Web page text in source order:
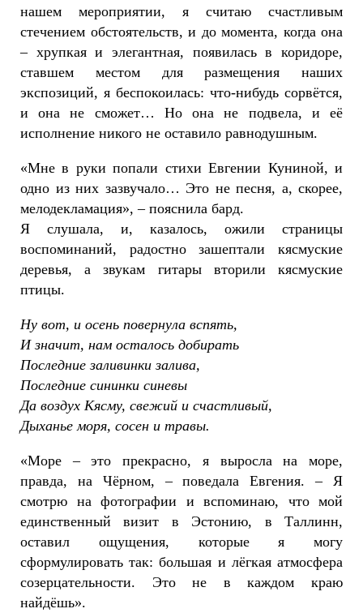
нашем мероприятии, я считаю счастливым
стечением обстоятельств, и до момента, когда она
– хрупкая и элегантная, появилась в коридоре,
ставшем местом для размещения наших
экспозиций, я беспокоилась: что-нибудь сорвётся,
и она не сможет… Но она не подвела, и её
исполнение никого не оставило равнодушным.
«Мне в руки попали стихи Евгении Куниной, и
одно из них зазвучало… Это не песня, а, скорее,
мелодекламация», – пояснила бард.
Я слушала, и, казалось, ожили страницы
воспоминаний, радостно зашептали кясмуские
деревья, а звукам гитары вторили кясмуские
птицы.
Ну вот, и осень повернула вспять,
И значит, нам осталось добирать
Последние заливинки залива,
Последние сининки синевы
Да воздух Кясму, свежий и счастливый,
Дыханье моря, сосен и травы.
«Море – это прекрасно, я выросла на море,
правда, на Чёрном, – поведала Евгения. – Я
смотрю на фотографии и вспоминаю, что мой
единственный визит в Эстонию, в Таллинн,
оставил ощущения, которые я могу
сформулировать так: большая и лёгкая атмосфера
созерцательности. Это не в каждом краю
найдёшь».